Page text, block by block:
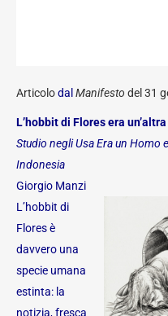
Articolodal Manifesto del 31
L’hobbit di Flores era
Studio negli Usa Era un Homo
Indonesia
Giorgio Manzi
L’hobbit di
Flores è
davvero una
specie umana
estinta: la
notizia, fresca